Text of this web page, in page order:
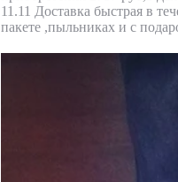
11.11 Доставка быстрая в
пакете ,пыльниках и с